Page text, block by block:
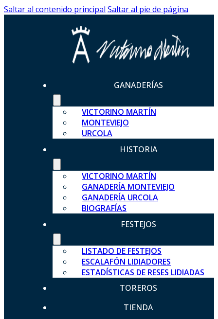
Saltar al contenido principal Saltar al pie de página
GANADERÍAS
VICTORINO MARTÍN
MONTEVIEJO
URCOLA
HISTORIA
VICTORINO MARTÍN
GANADERÍA MONTEVIEJO
GANADERÍA URCOLA
BIOGRAFÍAS
FESTEJOS
LISTADO DE FESTEJOS
ESCALAFÓN LIDIADORES
ESTADÍSTICAS DE RESES LIDIADAS
TOREROS
TIENDA